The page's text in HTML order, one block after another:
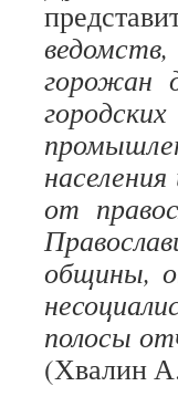
горожан
от
общины,
полосы
(Хвалин